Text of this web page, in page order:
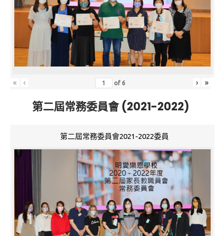
« ‹ of 6 › »
第二屆常務委員會 (2021-2022)
第二屆常務委員會2021-2022委員